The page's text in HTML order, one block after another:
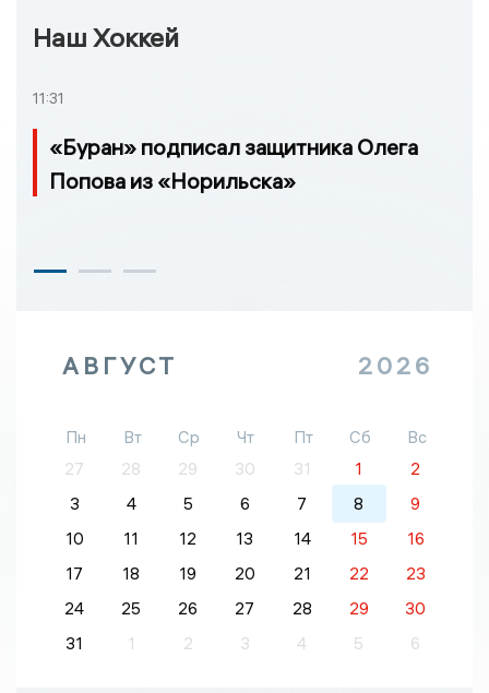
Наш Хоккей
11:31
«Буран» подписал защитника Олега
Попова из «Норильска»
АВГУСТ 2026
Пн Вт Ср Чт Пт Сб
Вс
27
28 29 30 31 1
2
3
4 5 6 7 8
9
10
11 12 13 14 15
16
17
18 19 20 21 22
23
24
25 26 27 28 29
30
31
1 2 3 4 5 6